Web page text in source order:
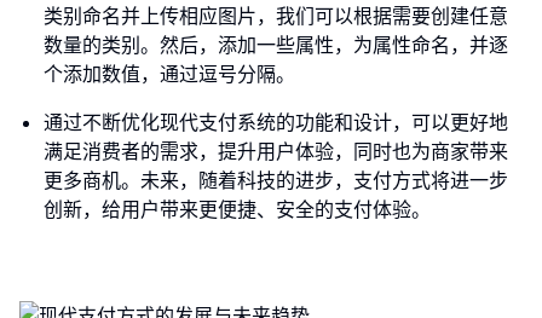
类别命名并上传相应图片，我们可以根据需要创建任意
数量的类别。然后，添加一些属性，为属性命名，并逐
个添加数值，通过逗号分隔。
通过不断优化现代支付系统的功能和设计，可以更好地
满足消费者的需求，提升用户体验，同时也为商家带来
更多商机。未来，随着科技的进步，支付方式将进一步
创新，给用户带来更便捷、安全的支付体验。